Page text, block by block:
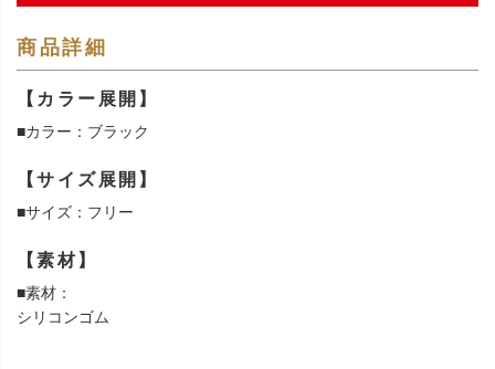
商品詳細
【カラー展開】
■カラー：ブラック
【サイズ展開】
■サイズ：フリー
【素材】
■素材：
シリコンゴム